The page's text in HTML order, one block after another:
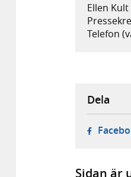
Ellen Kult
Telefon
Dela
Sidan är